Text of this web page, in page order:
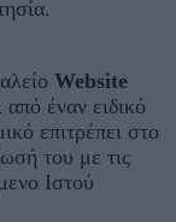
Website
από έναν ειδικό
επιτρέπει στο
του με τις
Ιστού